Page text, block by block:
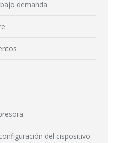
demanda
del dispositivo